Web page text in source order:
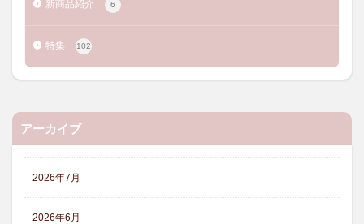
新商品紹介 6
特集 102
アーカイブ
2026年7月
2026年6月